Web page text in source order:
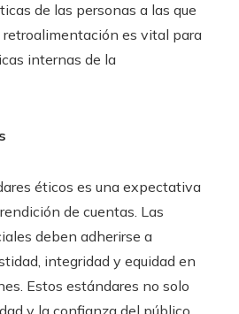
de las personas a las que
es vital para
internas de la
éticos es una expectativa
de cuentas. Las
deben adherirse a
integridad y equidad en
Estos estándares no solo